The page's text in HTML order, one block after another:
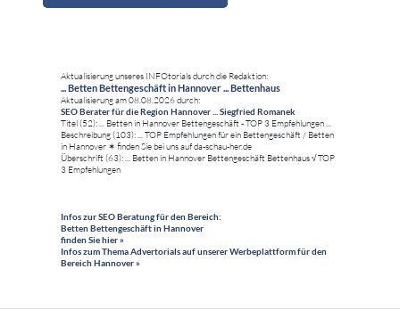
Aktualisierung unseres INFOtorials durch die Redaktion:
... Betten Bettengeschäft in Hannover ... Bettenhaus
Aktualisierung am 08.08.2026 durch:
SEO Berater für die Region Hannover ... Siegfried Romanek
Titel (52): ... Betten in Hannover Bettengeschäft - TOP 3 Empfehlungen ...
Beschreibung (103): ... TOP Empfehlungen für ein Bettengeschäft / Betten
in Hannover ✶ finden Sie bei uns auf da-schau-her.de
Überschrift (63): ... Betten in Hannover Bettengeschäft Bettenhaus √ TOP
3 Empfehlungen
Infos zur SEO Beratung für den Bereich:
Betten Bettengeschäft in Hannover
finden Sie hier »
Infos zum Thema Advertorials auf unserer Werbeplattform für den
Bereich Hannover »